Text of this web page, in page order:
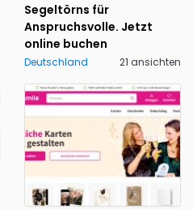
Segeltörns für
Anspruchsvolle. Jetzt
online buchen‎
Deutschland 21 ansichten